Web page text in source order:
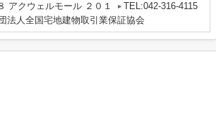
アクウェルモール ２０１
TEL:042-316-4115
法人全国宅地建物取引業保証協会